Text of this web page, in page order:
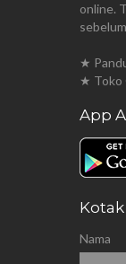
online.
★
★ Toko
App
Kotak
Nama